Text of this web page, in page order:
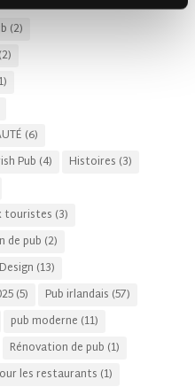
(2)
(2)
(6)
Pub (4) Histoires (3)
touristes (3)
de pub (2)
(13)
(5) Pub irlandais (57)
pub moderne (11)
Rénovation de pub (1)
les restaurants (1)